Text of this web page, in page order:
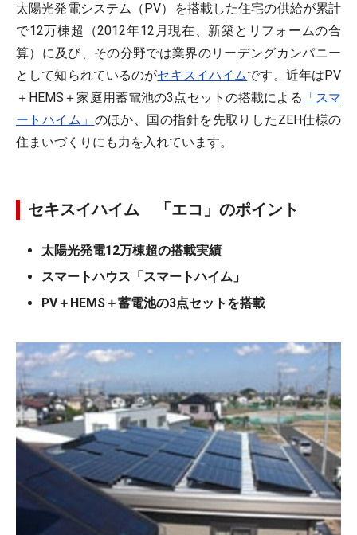
太陽光発電システム（PV）を搭載した住宅の供給が累計
で12万棟超（2012年12月現在、新築とリフォームの合
算）に及び、その分野では業界のリーデングカンパニー
として知られているのがセキスイハイムです。近年はPV
＋HEMS＋家庭用蓄電池の3点セットの搭載による 「スマ
ートハイム」 のほか、国の指針を先取りしたZEH仕様の
住まいづくりにも力を入れています。
セキスイハイム 「エコ」のポイント
太陽光発電12万棟超の搭載実績
スマートハウス「スマートハイム」
PV＋HEMS＋蓄電池の3点セットを搭載